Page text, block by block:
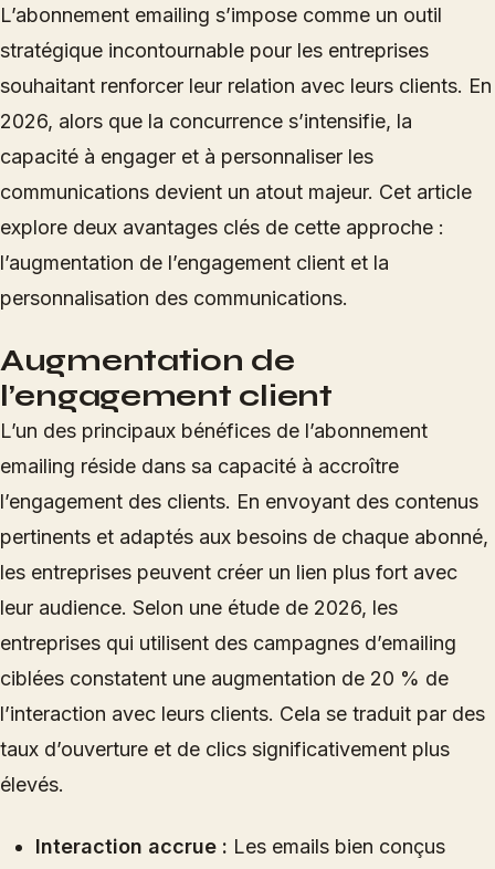
L’abonnement emailing s’impose comme un outil
stratégique incontournable pour les entreprises
souhaitant renforcer leur relation avec leurs clients. En
2026, alors que la concurrence s’intensifie, la
capacité à engager et à personnaliser les
communications devient un atout majeur. Cet article
explore deux avantages clés de cette approche :
l’augmentation de l’engagement client et la
personnalisation des communications.
Augmentation de
l’engagement client
L’un des principaux bénéfices de l’abonnement
emailing réside dans sa capacité à accroître
l’engagement des clients. En envoyant des contenus
pertinents et adaptés aux besoins de chaque abonné,
les entreprises peuvent créer un lien plus fort avec
leur audience. Selon une étude de 2026, les
entreprises qui utilisent des campagnes d’emailing
ciblées constatent une augmentation de 20 % de
l’interaction avec leurs clients. Cela se traduit par des
taux d’ouverture et de clics significativement plus
élevés.
Interaction accrue : Les emails bien conçus